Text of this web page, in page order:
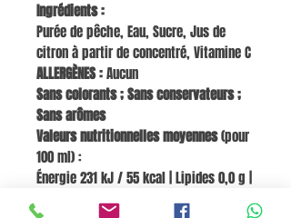
Ingrédients :
Purée de pêche, Eau, Sucre, Jus de
citron à partir de concentré, Vitamine C
ALLERGÈNES :Aucun
Sans colorants ; Sans conservateurs ;
Sans arômes
Valeurs nutritionnelles moyennes(pour
100 ml) :
Énergie 231 kJ / 55 kcal | Lipides 0,0 g |
dont acides gras saturés 0,0 g |